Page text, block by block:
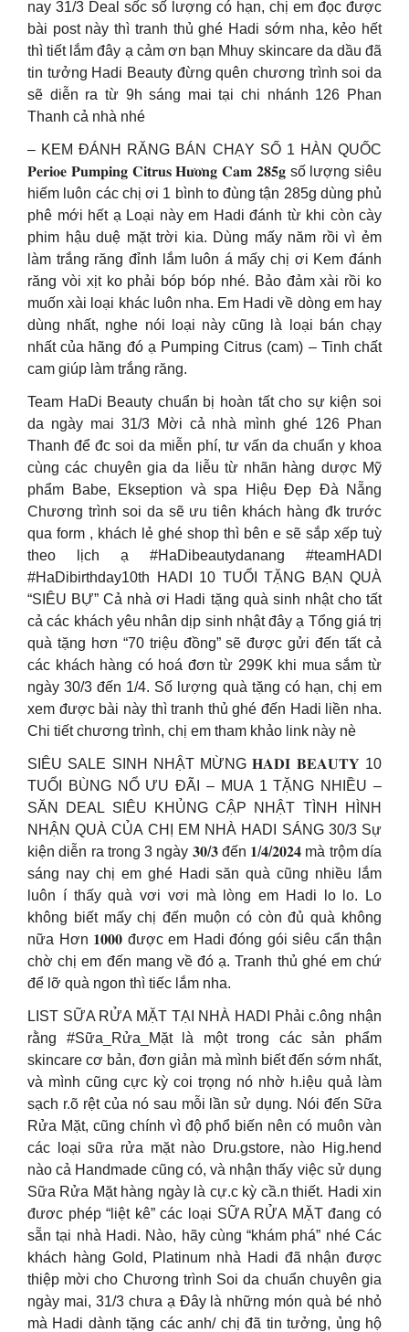
nay 31/3 Deal sốc số lượng có hạn, chị em đọc được
bài post này thì tranh thủ ghé Hadi sớm nha, kẻo hết
thì tiết lắm đây ạ cảm ơn bạn Mhuy skincare da dầu đã
tin tưởng Hadi Beauty đừng quên chương trình soi da
sẽ diễn ra từ 9h sáng mai tại chi nhánh 126 Phan
Thanh cả nhà nhé
– KEM ĐÁNH RĂNG BÁN CHẠY SỐ 1 HÀN QUỐC
𝐏𝐞𝐫𝐢𝐨𝐞 𝐏𝐮𝐦𝐩𝐢𝐧𝐠 𝐂𝐢𝐭𝐫𝐮𝐬 𝐇𝐮̛𝐨̛𝐧𝐠 𝐂𝐚𝐦 𝟐𝟖𝟓𝐠 số lượng siêu
hiếm luôn các chị ơi 1 bình to đùng tận 285g dùng phủ
phê mới hết ạ Loại này em Hadi đánh từ khi còn cày
phim hậu duệ mặt trời kia. Dùng mấy năm rồi vì ẻm
làm trắng răng đỉnh lắm luôn á mấy chị ơi Kem đánh
răng vòi xịt ko phải bóp bóp nhé. Bảo đảm xài rồi ko
muốn xài loại khác luôn nha. Em Hadi về dòng em hay
dùng nhất, nghe nói loại này cũng là loại bán chạy
nhất của hãng đó ạ Pumping Citrus (cam) – Tinh chất
cam giúp làm trắng răng.
Team HaDi Beauty chuẩn bị hoàn tất cho sự kiện soi
da ngày mai 31/3 Mời cả nhà mình ghé 126 Phan
Thanh để đc soi da miễn phí, tư vấn da chuẩn y khoa
cùng các chuyên gia da liễu từ nhãn hàng dược Mỹ
phẩm Babe, Ekseption và spa Hiệu Đẹp Đà Nẵng
Chương trình soi da sẽ ưu tiên khách hàng đk trước
qua form , khách lẻ ghé shop thì bên e sẽ sắp xếp tuỳ
theo lịch ạ #HaDibeautydanang #teamHADI
#HaDibirthday10th HADI 10 TUỔI TẶNG BẠN QUÀ
“SIÊU BỰ” Cả nhà ơi Hadi tặng quà sinh nhật cho tất
cả các khách yêu nhân dịp sinh nhật đây ạ Tổng giá trị
quà tặng hơn “70 triệu đồng” sẽ được gửi đến tất cả
các khách hàng có hoá đơn từ 299K khi mua sắm từ
ngày 30/3 đến 1/4. Số lượng quà tặng có hạn, chị em
xem được bài này thì tranh thủ ghé đến Hadi liền nha.
Chi tiết chương trình, chị em tham khảo link này nè
SIÊU SALE SINH NHẬT MỪNG 𝐇𝐀𝐃𝐈 𝐁𝐄𝐀𝐔𝐓𝐘 10
TUỔI BÙNG NỔ ƯU ĐÃI – MUA 1 TẶNG NHIỀU –
SĂN DEAL SIÊU KHỦNG CẬP NHẬT TÌNH HÌNH
NHẬN QUÀ CỦA CHỊ EM NHÀ HADI SÁNG 30/3 Sự
kiện diễn ra trong 3 ngày 𝟑𝟎/𝟑 đến 𝟏/𝟒/𝟐𝟎𝟐𝟒 mà trộm día
sáng nay chị em ghé Hadi săn quà cũng nhiều lắm
luôn í thấy quà vơi vơi mà lòng em Hadi lo lo. Lo
không biết mấy chị đến muộn có còn đủ quà không
nữa Hơn 𝟏𝟎𝟎𝟎 được em Hadi đóng gói siêu cẩn thận
chờ chị em đến mang về đó ạ. Tranh thủ ghé em chứ
để lỡ quà ngon thì tiếc lắm nha.
LIST SỮA RỬA MẶT TẠI NHÀ HADI Phải c.ông nhận
rằng #Sữa_Rửa_Mặt là một trong các sản phẩm
skincare cơ bản, đơn giản mà mình biết đến sớm nhất,
và mình cũng cực kỳ coi trọng nó nhờ h.iệu quả làm
sạch r.õ rệt của nó sau mỗi lần sử dụng. Nói đến Sữa
Rửa Mặt, cũng chính vì độ phổ biến nên có muôn vàn
các loại sữa rửa mặt nào Dru.gstore, nào Hig.hend
nào cả Handmade cũng có, và nhận thấy việc sử dụng
Sữa Rửa Mặt hàng ngày là cự.c kỳ cầ.n thiết. Hadi xin
đươc phép “liệt kê” các loại SỮA RỬA MẶT đang có
sẵn tại nhà Hadi. Nào, hãy cùng “khám phá” nhé Các
khách hàng Gold, Platinum nhà Hadi đã nhận được
thiệp mời cho Chương trình Soi da chuẩn chuyên gia
ngày mai, 31/3 chưa ạ Đây là những món quà bé nhỏ
mà Hadi dành tặng các anh/ chị đã tin tưởng, ủng hộ